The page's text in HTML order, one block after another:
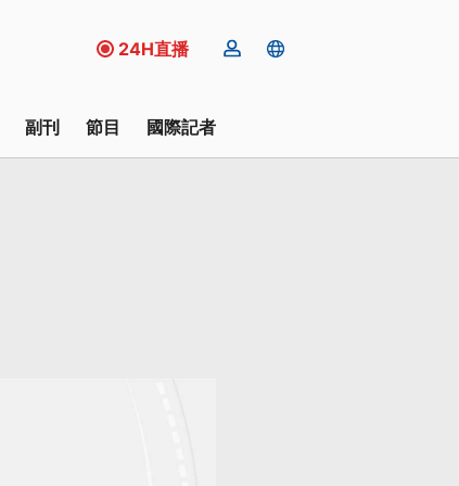
24H直播
副刊 節目 國際記者